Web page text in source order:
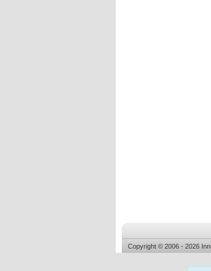
Copyright © 2006 - 2026